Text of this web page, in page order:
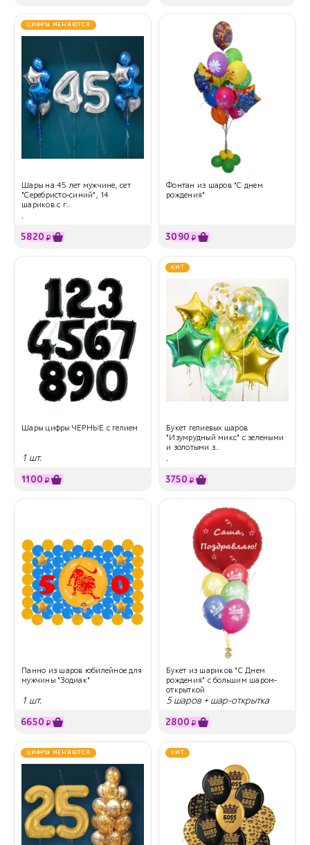
ЦИФРЫ МЕНЯЮТСЯ
Шары на 45 лет мужчине, сет
"Серебристо-синий", 14
шариков с г...
.
5820 ₽
Фонтан из шаров "С днем
рождения"
3090 ₽
Шары цифры ЧЕРНЫЕ с гелием
1 шт.
1100 ₽
ХИТ
Букет гелиевых шаров
"Изумрудный микс" с зелеными
и золотыми з...
.
3750 ₽
Панно из шаров юбилейное для
мужчины "Зодиак"
1 шт.
6650 ₽
Букет из шариков "С Днем
рождения" с большим шаром-
открыткой
5 шаров + шар-открытка
2800 ₽
ЦИФРЫ МЕНЯЮТСЯ ХИТ